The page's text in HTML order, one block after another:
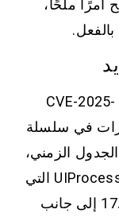
أمرًا ملحًا،
بالفعل.
تشير إرشادات Apple الخاصة إلى أن CVE-2025-
في سلسلة
الزمني،
وسترى نمطًا مريبًا: أخطاء WebKit وUIProcess التي
تم تصحيحها في نظامي iOS 17.2 و17.3 إلى جانب